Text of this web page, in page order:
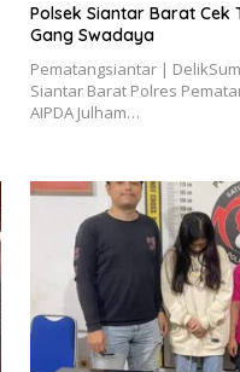
Polsek Siantar Barat Cek
Gang Swadaya
Pematangsiantar |
Siantar Barat Polres
AIPDA Julham…